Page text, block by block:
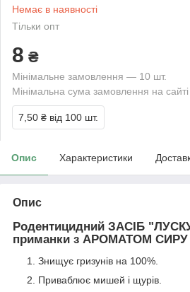
Немає в наявності
Тільки опт
8 ₴
Мінімальне замовлення — 10 шт.
Мінімальна сума замовлення на
7,50 ₴ від 100 шт.
Опис Характеристики
Опис
Родентицидний ЗАСІБ
приманки з АРОМАТОМ СИРУ
Знищує гризунів на 100%.
Приваблює мишей і щурів.